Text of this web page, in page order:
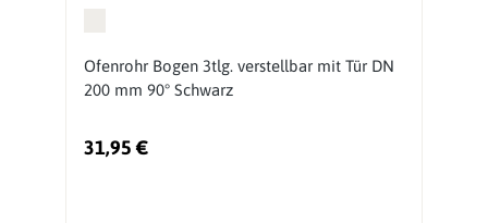
Ofenrohr Bogen 3tlg. verstellbar mit Tür DN
200 mm 90° Schwarz
31,95 €